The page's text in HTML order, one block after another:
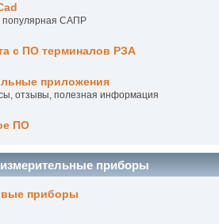
САПР
с ПО терминалов РЗА
приложения
отзывы, полезная информация
ПО
приборы
приборы